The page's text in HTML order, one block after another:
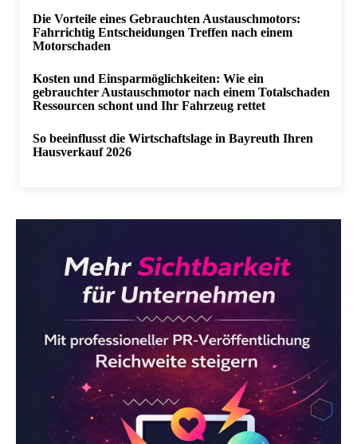
Die Vorteile eines Gebrauchten Austauschmotors:
Fahrrichtig Entscheidungen Treffen nach einem
Motorschaden
Kosten und Einsparmöglichkeiten: Wie ein
gebrauchter Austauschmotor nach einem Totalschaden
Ressourcen schont und Ihr Fahrzeug rettet
So beeinflusst die Wirtschaftslage in Bayreuth Ihren
Hausverkauf 2026